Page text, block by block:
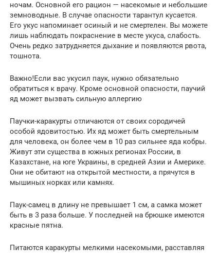
ночам. Основной его рацион — насекомые и небольшие
земноводные. В случае опасности тарантул кусается.
Его укус напоминает осиный и не смертелен. Вы можете
лишь наблюдать покраснение в месте укуса, слабость.
Очень редко затрудняется дыхание и появляются рвота,
тошнота.
Важно!Если вас укусил паук, нужно обязательно
обратиться к врачу. Кроме основной опасности, паучий
яд может вызвать сильную аллергию
Паучки-каракурты отличаются от своих сородичей
особой ядовитостью. Их яд может быть смертельным
для человека, он более чем в 10 раз сильнее яда кобры.
Живут эти существа в южных регионах России, в
Казахстане, на юге Украины, в средней Азии и Америке.
Они не обитают на открытой местности, а прячутся в
мышиных норках или камнях.
Паук-самец в длину не превышает 1 см, а самка может
быть в 3 раза больше. У последней на брюшке имеются
красные пятна.
Питаются каракурты мелкими насекомыми, расставляя